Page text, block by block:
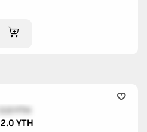
IM WARENKORB
2.0 YTH